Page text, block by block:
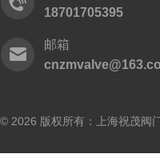
18701705395
邮箱
© 2026 版权所有：上海祝茂阀